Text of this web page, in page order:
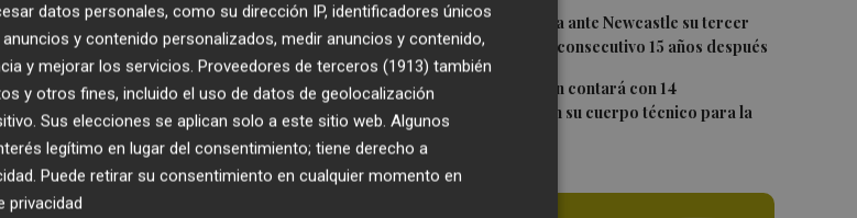
4 El Valencia busca ante Newcastle su tercer
Trofeo Naranja consecutivo 15 años después
5
Carlos Corberán contará con 14
profesionales en su cuerpo técnico para la
'carta' de Umar Sadiq es imprevisible. El
el balón lejos del área y asociarse
que supone una amenaza para las
ausencia en el primer tramo de la
con su velocidad en momentos
para jugar lejos de Mestalla, siempre y
datos personales, como su dirección IP, identificadores únicos
y contenido personalizados, medir anuncios y contenido,
y mejorar los servicios. Proveedores de terceros (1913) también
y otros fines, incluido el uso de datos de geolocalización
Sus elecciones se aplican solo a este sitio web. Algunos
legítimo en lugar del consentimiento; tiene derecho a
. Puede retirar su consentimiento en cualquier momento en
privacidad